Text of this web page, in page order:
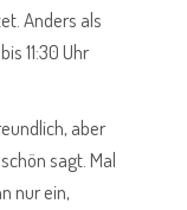
Anders als
11:30 Uhr
aber
sagt. Mal
nur ein,